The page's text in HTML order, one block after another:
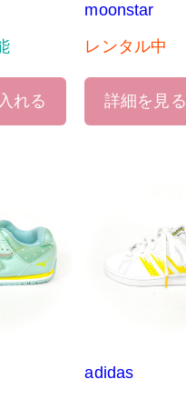
れる
moonstar
レンタル中
詳細を見る
adidas